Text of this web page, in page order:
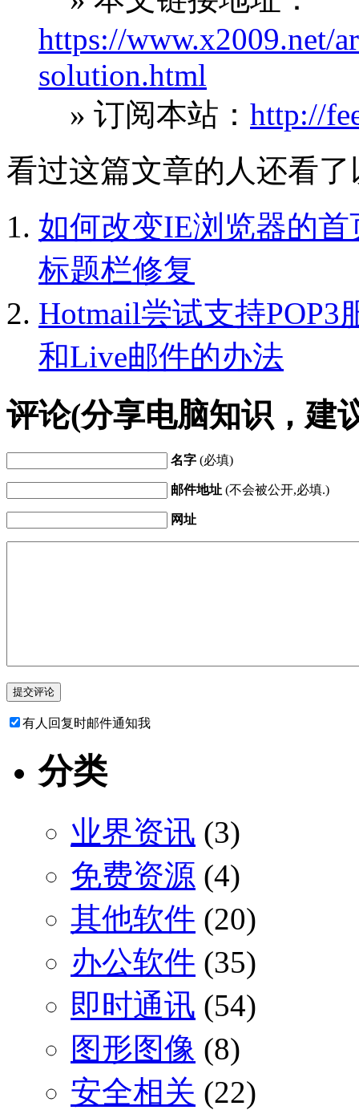
https://www.x2009.net/
solution.html
» 订阅本站： http://
看过这篇文章的人还看
如何改变IE浏览器的
标题栏修复
Hotmail尝试支持POP3
和Live邮件的办法
评论(分享电脑知识，建
名字 (必填)
邮件地址 (不会被公开,必填.)
网址
有人回复时邮件通知我
分类
业界资讯 (3)
免费资源 (4)
其他软件 (20)
办公软件 (35)
即时通讯 (54)
图形图像 (8)
安全相关 (22)